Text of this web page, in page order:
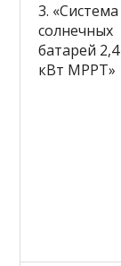
3. «Система
солнечных
батарей 2,4
кВт МРРТ»